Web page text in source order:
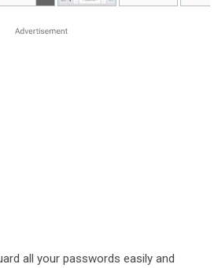
all your passwords easily and